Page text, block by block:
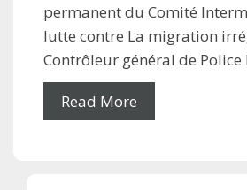
permanent du Comité
lutte contre La migration
Contrôleur général de Police
Read More